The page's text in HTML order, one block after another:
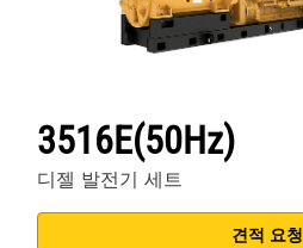
3516E(50Hz)
디젤 발전기 세트
견적 요청